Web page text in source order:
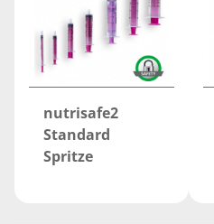
nutrisafe2
Standard
Spritze